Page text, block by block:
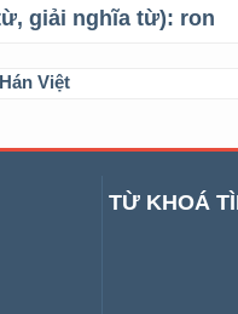
giải nghĩa từ): ron
Việt
TỪ KHOÁ